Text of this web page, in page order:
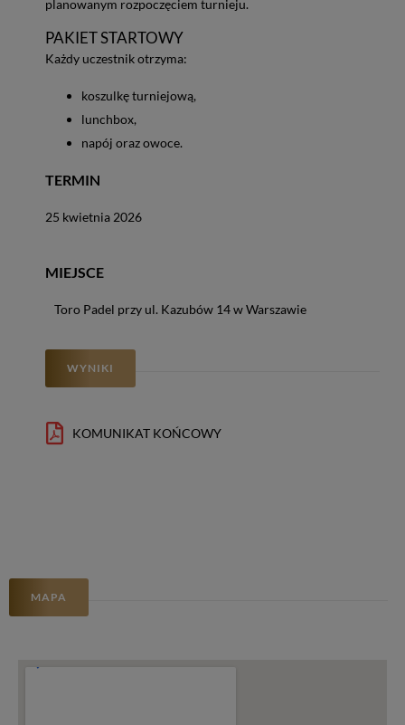
planowanym rozpoczęciem turnieju.
PAKIET STARTOWY
Każdy uczestnik otrzyma:
koszulkę turniejową,
lunchbox,
napój oraz owoce.
TERMIN
25 kwietnia 2026
MIEJSCE
Toro Padel przy ul. Kazubów 14 w Warszawie
WYNIKI
KOMUNIKAT KOŃCOWY
MAPA